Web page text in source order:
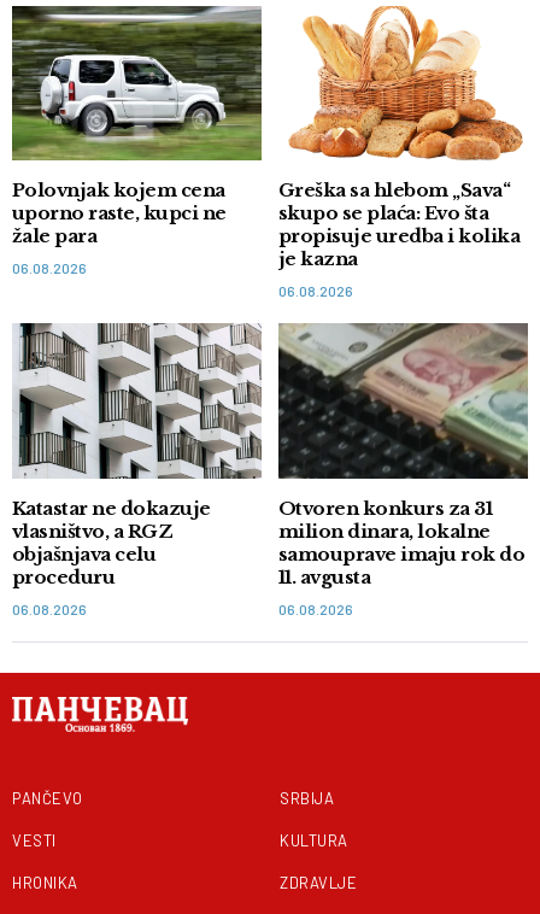
Polovnjak kojem cena
uporno raste, kupci ne
žale para
06.08.2026
Greška sa hlebom „Sava“
skupo se plaća: Evo šta
propisuje uredba i kolika
je kazna
06.08.2026
Katastar ne dokazuje
vlasništvo, a RGZ
objašnjava celu
proceduru
06.08.2026
Otvoren konkurs za 31
milion dinara, lokalne
samouprave imaju rok do
11. avgusta
06.08.2026
PANČEVO
VESTI
HRONIKA
SRBIJA
KULTURA
ZDRAVLJE